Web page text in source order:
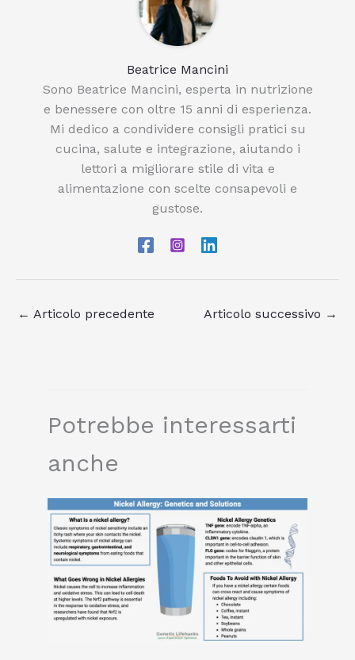
Beatrice Mancini
Sono Beatrice Mancini, esperta in nutrizione
e benessere con oltre 15 anni di esperienza.
Mi dedico a condividere consigli pratici su
cucina, salute e integrazione, aiutando i
lettori a migliorare stile di vita e
alimentazione con scelte consapevoli e
gustose.
← Articolo precedente Articolo successivo →
Potrebbe interessarti
anche